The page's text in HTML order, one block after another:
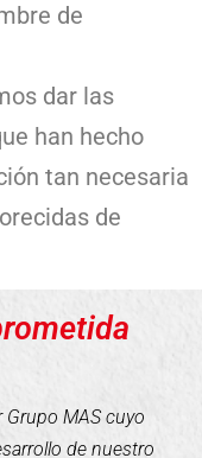
de
dar las
han hecho
tan necesaria
de
MAS cuyo
de nuestro